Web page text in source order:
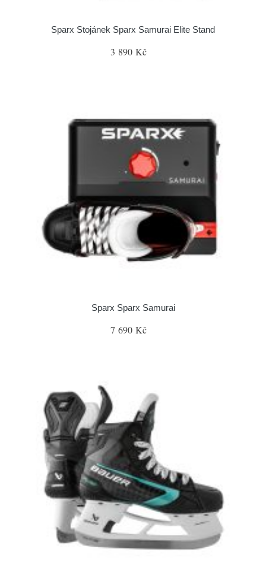
Sparx Stojánek Sparx Samurai Elite Stand
3 890 Kč
Sparx Sparx Samurai
7 690 Kč